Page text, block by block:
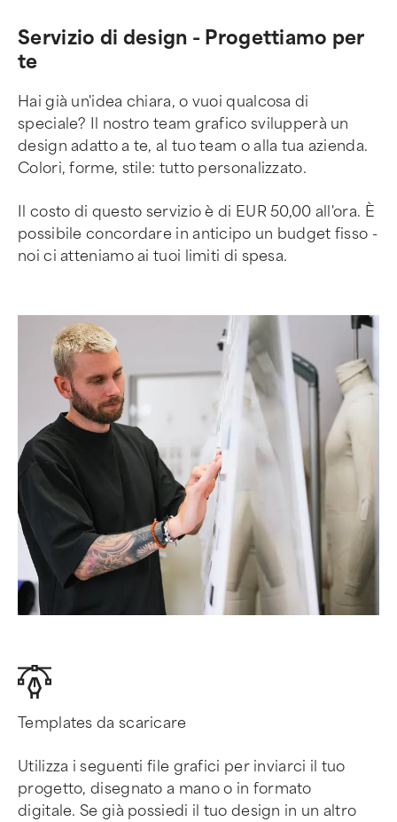
Servizio di design - Progettiamo per
te
Hai già un'idea chiara, o vuoi qualcosa di
speciale? Il nostro team grafico svilupperà un
design adatto a te, al tuo team o alla tua azienda.
Colori, forme, stile: tutto personalizzato.
Il costo di questo servizio è di EUR 50,00 all'ora. È
possibile concordare in anticipo un budget fisso -
noi ci atteniamo ai tuoi limiti di spesa.
Templates da scaricare
Utilizza i seguenti file grafici per inviarci il tuo
progetto, disegnato a mano o in formato
digitale. Se già possiedi il tuo design in un altro